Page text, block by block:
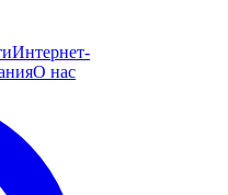
Интернет-
О нас